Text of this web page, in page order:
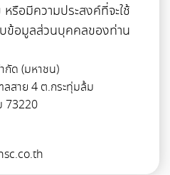
รือมีความประสงค์ที่จะใช้
ข้อมูลส่วนบุคคลของท่าน
กัด (มหาชน)
สาย 4 ต.กระทุ่มล้ม
73220